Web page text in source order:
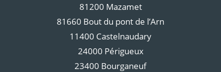
81200 Mazamet
81660 Bout du pont de l’Arn
11400 Castelnaudary
24000 Périgueux
23400 Bourganeuf